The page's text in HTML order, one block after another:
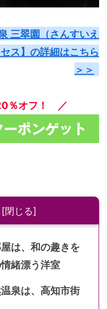
三翠園（さんすいえ
ス】の詳細はこちら
＞＞
％オフ！ ／
は、和の趣きを
緒漂う洋室
泉は、高知市街